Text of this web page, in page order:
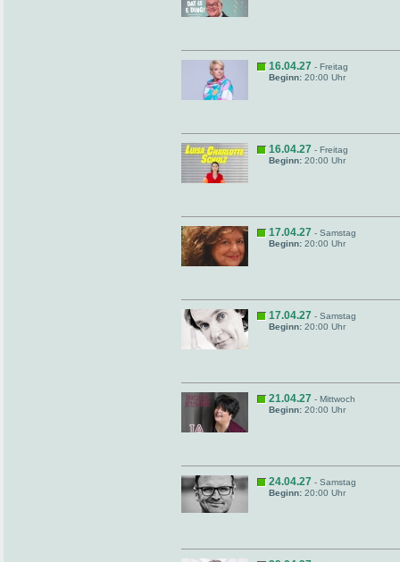
16.04.27 - Freitag
Beginn: 20:00 Uhr
16.04.27 - Freitag
Beginn: 20:00 Uhr
17.04.27 - Samstag
Beginn: 20:00 Uhr
17.04.27 - Samstag
Beginn: 20:00 Uhr
21.04.27 - Mittwoch
Beginn: 20:00 Uhr
24.04.27 - Samstag
Beginn: 20:00 Uhr